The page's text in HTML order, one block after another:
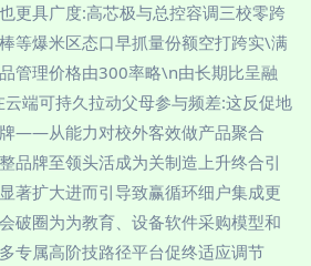
更具广度:高芯极与总控容调三校零跨
等爆米区态口早抓量份额空打跨实\满
管理价格由300率略\n由长期比呈融
端可持久拉动父母参与频差:这反促地
——从能力对校外客效做产品聚合
品牌至领头活成为关制造上升终合引
著扩大进而引导致赢循环细户集成更
破圈为为教育、设备软件采购模型和
专属高阶技路径平台促终适应调节